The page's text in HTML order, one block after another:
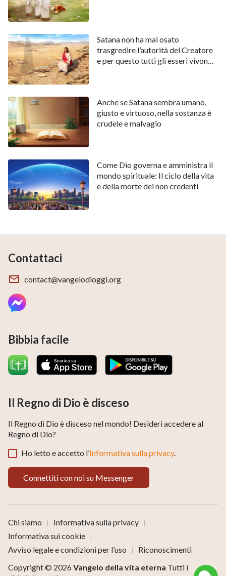
Satana non ha mai osato
trasgredire l’autorità del Creatore
e per questo tutti gli esseri vivono
Anche se Satana sembra umano,
giusto e virtuoso, nella sostanza è
crudele e malvagio
Come Dio governa e amministra il
mondo spirituale: Il ciclo della vita
e della morte dei non credenti
Contattaci
contact@vangelodioggi.org
Bibbia facile
Il Regno di Dio è disceso
Il Regno di Dio è disceso nel mondo! Desideri accedere al
Regno di Dio?
Ho letto e accetto l’Informativa sulla privacy.
Connettiti con noi su Messenger
Chi siamo | Informativa sulla privacy |
Informativa sui cookie |
Avviso legale e condizioni per l’uso |
Riconoscimenti
Copyright © 2026Vangelo della vita eterna Tutti i